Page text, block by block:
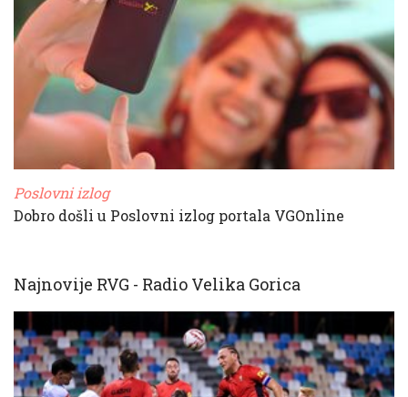
Poslovni izlog
Dobro došli u Poslovni izlog portala VGOnline
Najnovije RVG - Radio Velika Gorica